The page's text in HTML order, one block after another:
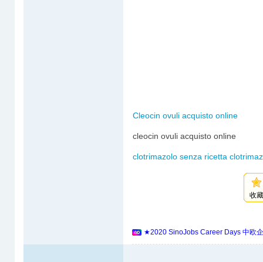
Cleocin ovuli acquisto online
cleocin ovuli acquisto online
clotrimazolo senza ricetta
收
★2020 SinoJobs Career Days 中欧